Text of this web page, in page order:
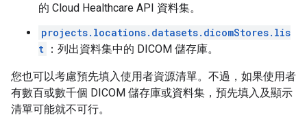
的 Cloud Healthcare API 資料集。
projects.locations.datasets.dicomStores.lis
t ：列出資料集中的 DICOM 儲存庫。
您也可以考慮預先填入使用者資源清單。不過，如果使用者
有數百或數千個 DICOM 儲存庫或資料集，預先填入及顯示
清單可能就不可行。